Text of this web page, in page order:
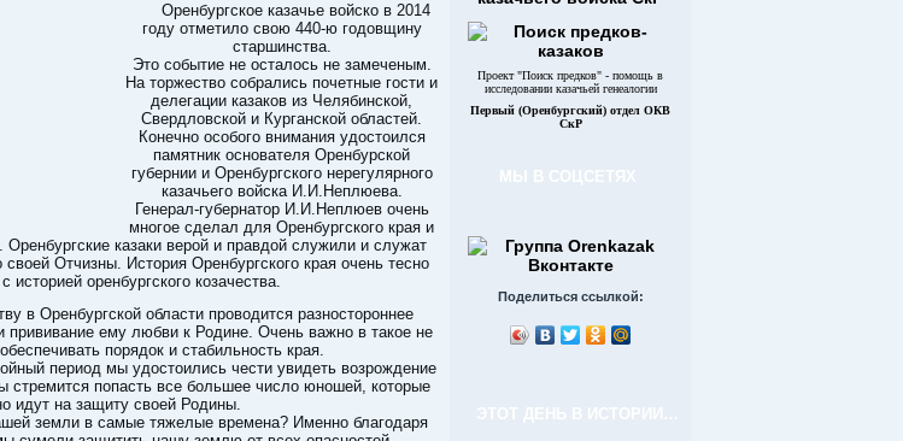
Оренбургское казачье войско в 2014
году отметило свою 440-ю годовщину
старшинства.
Это событие не осталось не замеченым.
На торжество собрались почетные гости и
делегации казаков из Челябинской,
Свердловской и Курганской областей.
Конечно особого внимания удостоился
памятник основателя Оренбурской
губернии и Оренбургского нерегулярного
казачьего войска И.И.Неплюева.
Генерал-губернатор И.И.Неплюев очень
многое сделал для Оренбургского края и
казаки верой и правдой служили и служат
Отчизны. История Оренбургского края очень тесно
историей оренбургского козачества.
в Оренбургской области проводится разностороннее
прививание ему любви к Родине. Очень важно в такое не
порядок и стабильность края.
период мы удостоились чести увидеть возрождение
стремится попасть все большее число юношей, которые
идут на защиту своей Родины.
земли в самые тяжелые времена? Именно благодаря
Проект "Поиск предков" - помощь в
исследовании казачьей генеалогии
Первый (Оренбургский) отдел ОКВ
СкР
МЫ В СОЦСЕТЯХ
Поделиться ссылкой:
ЭТОТ ДЕНЬ В ИСТОРИИ…